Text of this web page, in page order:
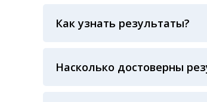
Как узнать результаты?
анализов при предъявлении
Насколько достоверны
Гарантия качества